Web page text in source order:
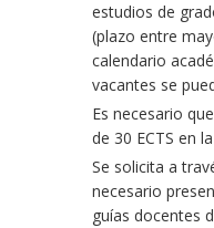
estudios de
(plazo entre
calendario
vacantes se
Es necesario
de 30 ECTS en
Se solicita a
necesario
guías docentes